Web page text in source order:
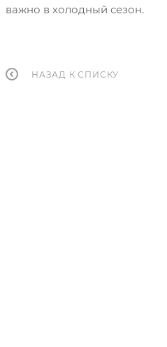
важно в холодный сезон.
НАЗАД К СПИСКУ